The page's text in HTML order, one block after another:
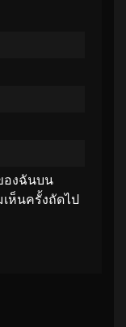
องฉันบน
เห็นครั้งถัดไป